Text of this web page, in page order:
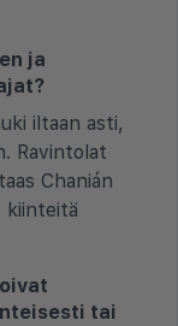
ja
iltaan asti,
Ravintolat
Chanián
kiinteitä
tai